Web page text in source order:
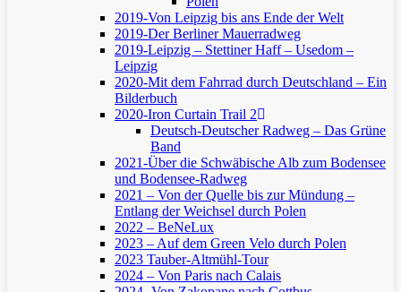
2019-Von Leipzig bis ans Ende der Welt
2019-Der Berliner Mauerradweg
2019-Leipzig – Stettiner Haff – Usedom –
Leipzig
2020-Mit dem Fahrrad durch Deutschland – Ein
Bilderbuch
2020-Iron Curtain Trail 2
Deutsch-Deutscher Radweg – Das Grüne
Band
2021-Über die Schwäbische Alb zum Bodensee
und Bodensee-Radweg
2021 – Von der Quelle bis zur Mündung –
Entlang der Weichsel durch Polen
2022 – BeNeLux
2023 – Auf dem Green Velo durch Polen
2023 Tauber-Altmühl-Tour
2024 – Von Paris nach Calais